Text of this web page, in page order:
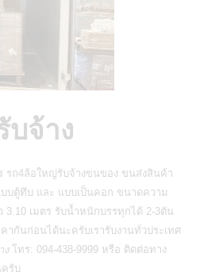
บจ้าง
รถ4ล้อใหญ่รับจ้างขนของ ขนส่งสินค้า
บบตู้ทึบ และ แบบเป็นคอก ขนาดความ
3.10 เมตร รับน้ำหนักบรรทุกได้ 2-3ตัน
ากันก่อนได้นะครับเรารับงานทั่วประเทศ
งโทร: 094-438-9999 หรือ ติดต่อทาง
รับ